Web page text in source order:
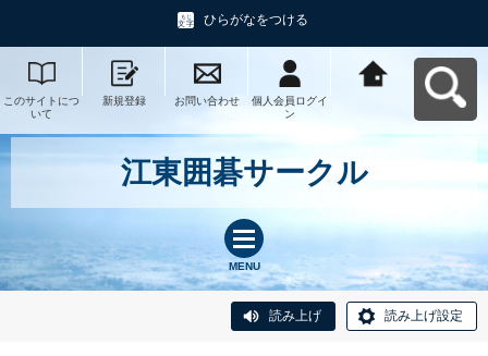
ひらがなをつける
このサイトにつ
いて
新規登録 お問い合わせ
個人会員ログイ
ン
ゅネット」へ戻
江東囲碁サークル
MENU
読み上げ 読み上げ設定